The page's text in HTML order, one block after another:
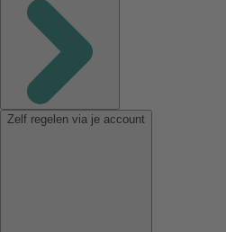
Zelf regelen via je account